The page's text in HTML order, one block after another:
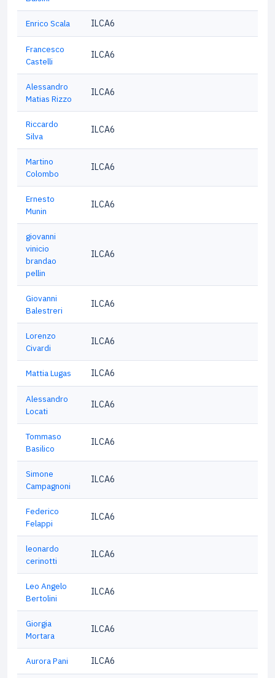
Enrico Scala ILCA6
Francesco
Castelli
ILCA6
Alessandro
Matias Rizzo
ILCA6
Riccardo
Silva
ILCA6
Martino
Colombo
ILCA6
Ernesto
Munin
ILCA6
giovanni
vinicio
brandao
pellin
ILCA6
Giovanni
Balestreri
ILCA6
Lorenzo
Civardi
ILCA6
Mattia Lugas ILCA6
Alessandro
Locati
ILCA6
Tommaso
Basilico
ILCA6
Simone
Campagnoni
ILCA6
Federico
Felappi
ILCA6
leonardo
cerinotti
ILCA6
Leo Angelo
Bertolini
ILCA6
Giorgia
Mortara
ILCA6
Aurora Pani ILCA6